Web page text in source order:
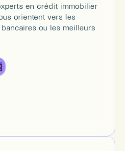
en crédit immobilier
orientent vers les
ou les meilleurs